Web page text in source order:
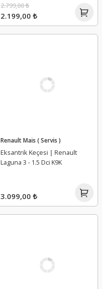
2.199,00 ₺
2.799,00 ₺
Renault Mais ( Servis )
Eksantrik Keçesi | Renault
Laguna 3 - 1.5 Dci K9K
3.099,00 ₺